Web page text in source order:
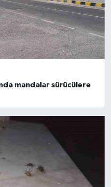
mandalar sürücülere